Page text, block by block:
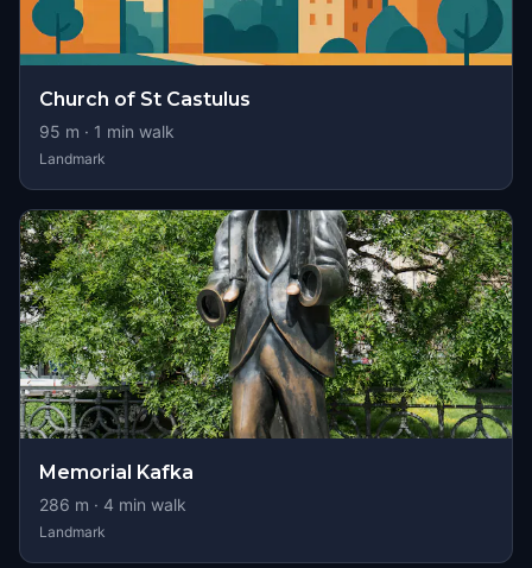
Church of St Castulus
95 m · 1 min walk
Landmark
Memorial Kafka
286 m · 4 min walk
Landmark